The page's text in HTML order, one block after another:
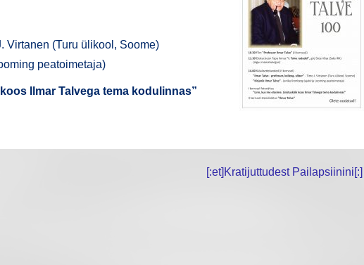
Vir­ta­nen (Turu üli­kool, Soome)
peatoimetaja)
Ilmar Tal­ve­ga tema kodulinnas”
[:et]Kratijuttudest Pailapsiinini[:]